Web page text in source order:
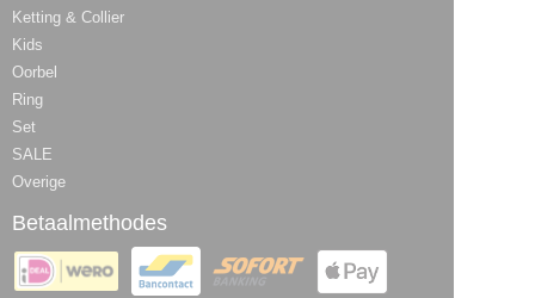
Ketting & Collier
Kids
Oorbel
Ring
Set
SALE
Overige
Betaalmethodes